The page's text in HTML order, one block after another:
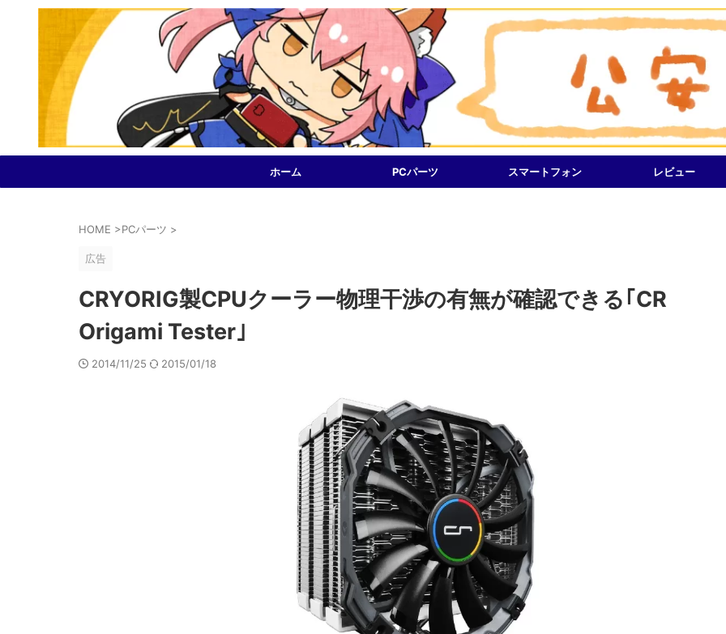
ホーム PCパーツ スマートフォン レビュー
HOME >PCパーツ >
広告
CRYORIG製CPUクーラー物理干渉の有無が確認できる｢CR
Origami Tester｣
2014/11/25 2015/01/18